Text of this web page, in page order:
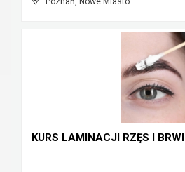
KURS LAMINACJI RZĘS I BRWI